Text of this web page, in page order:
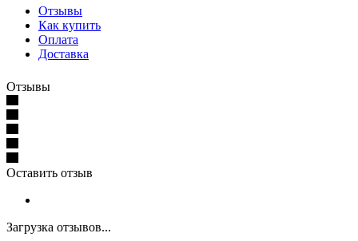
Отзывы
Как купить
Оплата
Доставка
Отзывы
Оставить отзыв
Загрузка отзывов...